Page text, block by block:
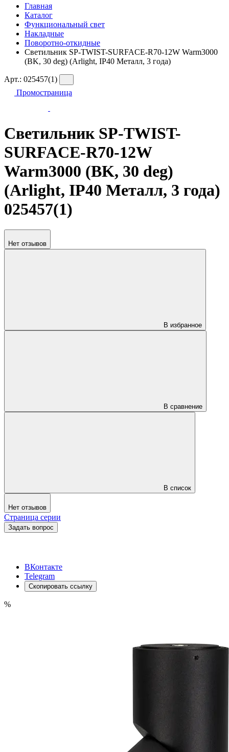
Главная
Каталог
Функциональный свет
Накладные
Поворотно-откидные
Светильник SP-TWIST-SURFACE-R70-12W Warm3000
(BK, 30 deg) (Arlight, IP40 Металл, 3 года)
Арт.: 025457(1)
Промостраница
Светильник SP-TWIST-
SURFACE-R70-12W
Warm3000 (BK, 30 deg)
(Arlight, IP40 Металл, 3 года)
025457(1)
Нет отзывов
В избранное
В сравнение
В список
Нет отзывов
Страница серии
Задать вопрос
ВКонтакте
Telegram
Скопировать ссылку
%